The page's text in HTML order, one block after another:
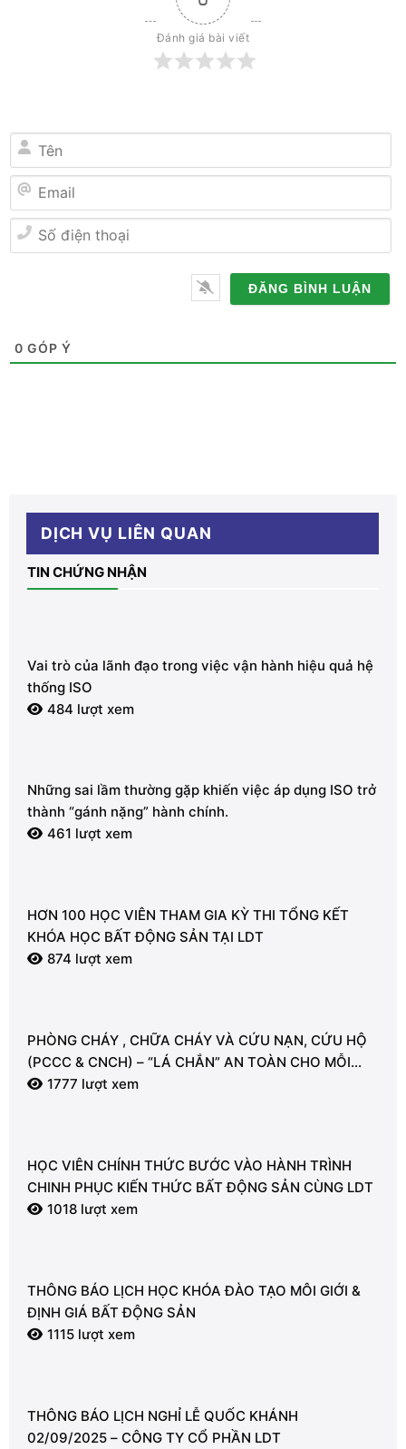
Đánh giá bài viết
Tên
Email
0 GÓP Ý
DỊCH VỤ LIÊN QUAN
TIN CHỨNG NHẬN
Vai trò của lãnh đạo trong việc vận hành hiệu quả hệ
thống ISO
484 lượt xem
Những sai lầm thường gặp khiến việc áp dụng ISO trở
thành “gánh nặng” hành chính.
461 lượt xem
HƠN 100 HỌC VIÊN THAM GIA KỲ THI TỔNG KẾT
KHÓA HỌC BẤT ĐỘNG SẢN TẠI LDT
874 lượt xem
PHÒNG CHÁY , CHỮA CHÁY VÀ CỨU NẠN, CỨU HỘ
(PCCC & CNCH) – “LÁ CHẮN” AN TOÀN CHO MỖI
NGƯỜI
1777 lượt xem
HỌC VIÊN CHÍNH THỨC BƯỚC VÀO HÀNH TRÌNH
CHINH PHỤC KIẾN THỨC BẤT ĐỘNG SẢN CÙNG LDT
1018 lượt xem
THÔNG BÁO LỊCH HỌC KHÓA ĐÀO TẠO MÔI GIỚI &
ĐỊNH GIÁ BẤT ĐỘNG SẢN
1115 lượt xem
THÔNG BÁO LỊCH NGHỈ LỄ QUỐC KHÁNH
02/09/2025 – CÔNG TY CỔ PHẦN LDT